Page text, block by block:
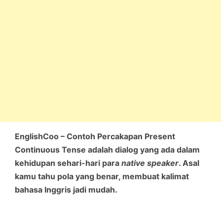
EnglishCoo – Contoh Percakapan Present
Continuous Tense adalah dialog yang ada dalam
kehidupan sehari-hari para native speaker. Asal
kamu tahu pola yang benar, membuat kalimat
bahasa Inggris jadi mudah.